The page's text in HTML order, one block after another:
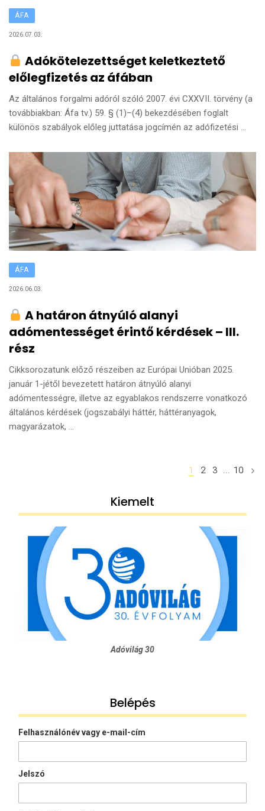
ÁFA
2026.07.03.
Adókötelezettséget keletkeztető
előlegfizetés az áfában
Az általános forgalmi adóról szóló 2007. évi CXXVII. törvény (a
továbbiakban: Áfa tv.) 59. § (1)–(4) bekezdésében foglalt
különös szabályok előleg juttatása jogcímén az adófizetési ...
ÁFA
2026.06.03.
A határon átnyúló alanyi
adómentességet érintő kérdések – III.
rész
Cikksorozatunk előző részeiben az Európai Unióban 2025.
január 1-jétől bevezetett határon átnyúló alanyi
adómentességre, illetve az egyablakos rendszerre vonatkozó
általános kérdések (jogszabályi háttér, háttéranyagok,
magyarázatok, ...
1 2 3 ... 10
Kiemelt
Adóvilág 30
Belépés
Felhasználónév vagy e-mail-cím
Jelszó